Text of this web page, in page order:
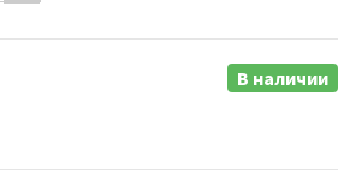
В наличии